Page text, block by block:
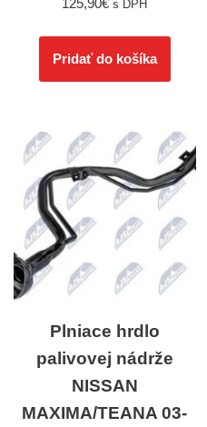
125,90€ s DPH
Pridať do košíka
Plniace hrdlo
palivovej nádrže
NISSAN
MAXIMA/TEANA 03-